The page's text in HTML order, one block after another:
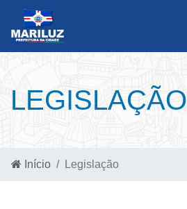
LEGISLAÇÃO
Início Legislação